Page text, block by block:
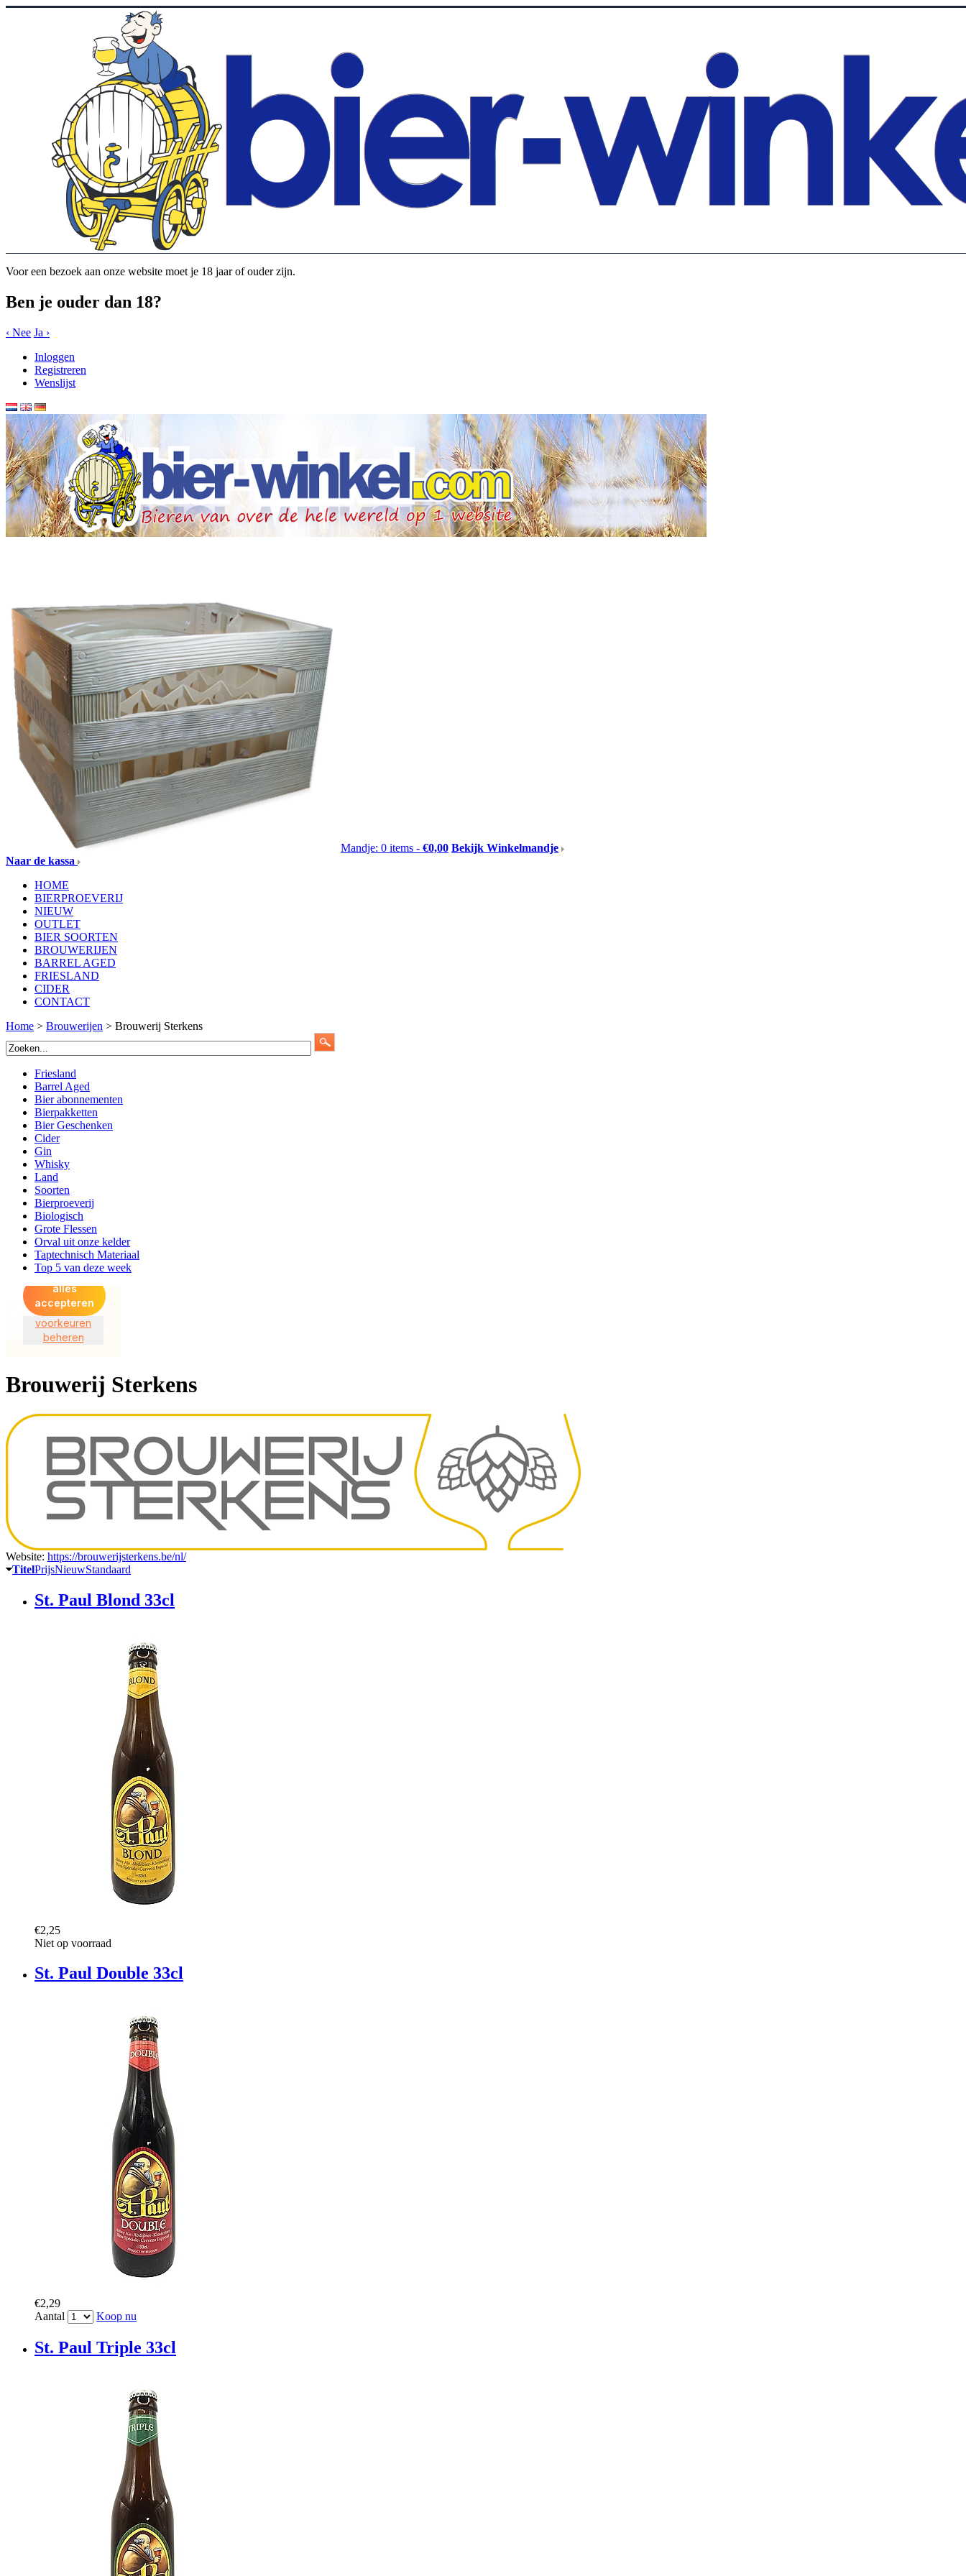
Voor een bezoek aan onze website moet je 18 jaar of ouder zijn.
Ben je ouder dan 18?
‹ Nee Ja ›
Inloggen
Registreren
Wenslijst
Mandje: 0 items - €0,00 Bekijk Winkelmandje
Naar de kassa
HOME
BIERPROEVERIJ
NIEUW
OUTLET
BIER SOORTEN
BROUWERIJEN
BARREL AGED
FRIESLAND
CIDER
CONTACT
Home > Brouwerijen > Brouwerij Sterkens
Friesland
Barrel Aged
Bier abonnementen
Bierpakketten
Bier Geschenken
Cider
Gin
Whisky
Land
Soorten
Bierproeverij
Biologisch
Grote Flessen
Orval uit onze kelder
Taptechnisch Materiaal
Top 5 van deze week
Brouwerij Sterkens
Website: https://brouwerijsterkens.be/nl/
TitelPrijsNieuwStandaard
St. Paul Blond 33cl
€2,25
Niet op voorraad
St. Paul Double 33cl
€2,29
Aantal
Koop nu
St. Paul Triple 33cl